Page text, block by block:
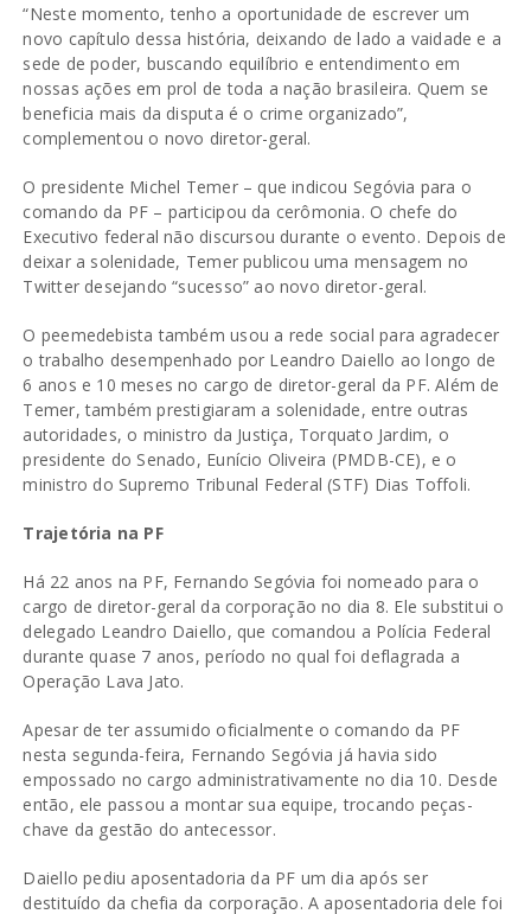
“Neste momento, tenho a oportunidade de escrever um
novo capítulo dessa história, deixando de lado a vaidade e a
sede de poder, buscando equilíbrio e entendimento em
nossas ações em prol de toda a nação brasileira. Quem se
beneficia mais da disputa é o crime organizado”,
complementou o novo diretor-geral.
O presidente Michel Temer – que indicou Segóvia para o
comando da PF – participou da cerômonia. O chefe do
Executivo federal não discursou durante o evento. Depois de
deixar a solenidade, Temer publicou uma mensagem no
Twitter desejando “sucesso” ao novo diretor-geral.
O peemedebista também usou a rede social para agradecer
o trabalho desempenhado por Leandro Daiello ao longo de
6 anos e 10 meses no cargo de diretor-geral da PF. Além de
Temer, também prestigiaram a solenidade, entre outras
autoridades, o ministro da Justiça, Torquato Jardim, o
presidente do Senado, Eunício Oliveira (PMDB-CE), e o
ministro do Supremo Tribunal Federal (STF) Dias Toffoli.
Trajetória na PF
Há 22 anos na PF, Fernando Segóvia foi nomeado para o
cargo de diretor-geral da corporação no dia 8. Ele substitui o
delegado Leandro Daiello, que comandou a Polícia Federal
durante quase 7 anos, período no qual foi deflagrada a
Operação Lava Jato.
Apesar de ter assumido oficialmente o comando da PF
nesta segunda-feira, Fernando Segóvia já havia sido
empossado no cargo administrativamente no dia 10. Desde
então, ele passou a montar sua equipe, trocando peças-
chave da gestão do antecessor.
Daiello pediu aposentadoria da PF um dia após ser
destituído da chefia da corporação. A aposentadoria dele foi